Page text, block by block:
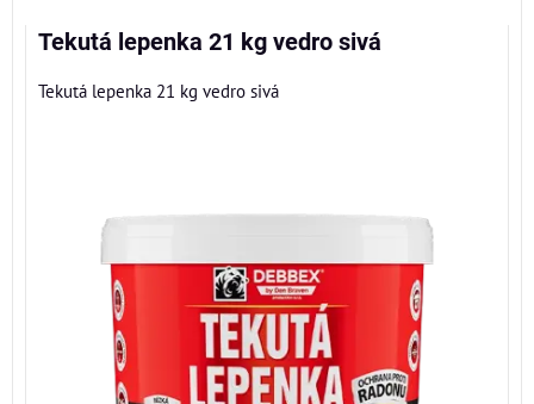
Tekutá lepenka 21 kg vedro sivá
Tekutá lepenka 21 kg vedro sivá